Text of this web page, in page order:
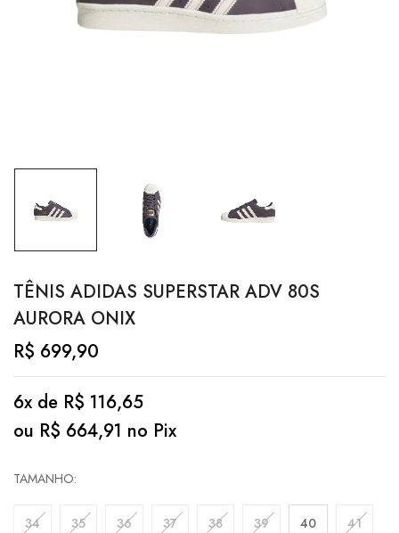
TÊNIS ADIDAS SUPERSTAR ADV 80S
AURORA ONIX
R$ 699,90
6x de R$ 116,65
ou R$ 664,91 no Pix
TAMANHO
34 35 36 37 38 39 40 41